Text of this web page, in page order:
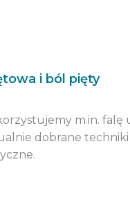
i ból pięty
m.in. falę
dobrane techniki